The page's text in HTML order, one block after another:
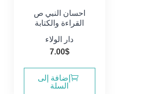
احسان النبي ص
القراءة والكتابة
دار الولاء
7.00$
إضافة إلى
السلة